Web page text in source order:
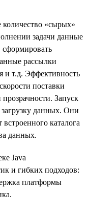
количество «сырых»
задачи данные
сформировать
рассылки
и т.д. Эффективность
поставки
Запуск
данных. Они
встроенного каталога
данных.
Java
и гибких подходов:
платформы